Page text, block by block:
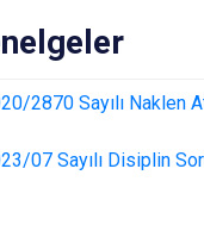
2870 Sayılı Naklen
07 Sayılı Disiplin